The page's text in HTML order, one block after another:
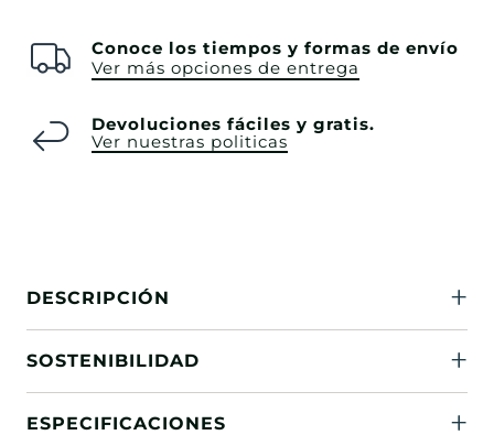
Conoce los tiempos y formas de envío
Ver más opciones de entrega
Devoluciones fáciles y gratis.
Ver nuestras politicas
DESCRIPCIÓN
SOSTENIBILIDAD
ESPECIFICACIONES